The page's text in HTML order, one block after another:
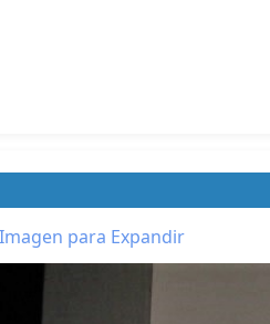
para Expandir